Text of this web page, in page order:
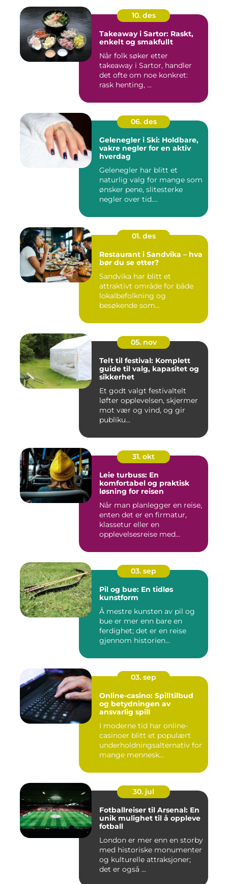
10. des
Takeaway i Sartor: Raskt,
enkelt og smakfullt
Når folk søker etter
takeaway i Sartor, handler
det ofte om noe konkret:
rask henting, ...
06. des
Gelenegler i Ski: Holdbare,
vakre negler for en aktiv
hverdag
Gelenegler har blitt et
naturlig valg for mange som
ønsker pene, slitesterke
negler over tid....
01. des
Restaurant i Sandvika – hva
bør du se etter?
Sandvika har blitt et
attraktivt område for både
lokalbefolkning og
besøkende som...
05. nov
Telt til festival: Komplett
guide til valg, kapasitet og
sikkerhet
Et godt valgt festivaltelt
løfter opplevelsen, skjermer
mot vær og vind, og gir
publiku...
31. okt
Leie turbuss: En
komfortabel og praktisk
løsning for reisen
Når man planlegger en reise,
enten det er en firmatur,
klassetur eller en
opplevelsesreise med...
03. sep
Pil og bue: En tidløs
kunstform
Å mestre kunsten av pil og
bue er mer enn bare en
ferdighet; det er en reise
gjennom historien...
03. sep
Online-casino: Spilltilbud
og betydningen av
ansvarlig spill
I moderne tid har online-
casinoer blitt et populært
underholdningsalternativ for
mange mennesk...
30. jul
Fotballreiser til Arsenal: En
unik mulighet til å oppleve
fotball
London er mer enn en storby
med historiske monumenter
og kulturelle attraksjoner;
det er også ...